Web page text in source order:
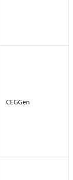
CEGGen